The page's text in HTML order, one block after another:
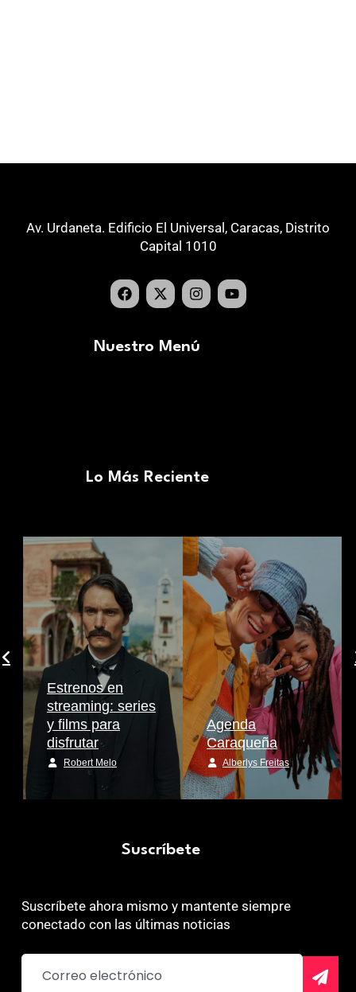
Av. Urdaneta. Edificio El Universal, Caracas, Distrito
Capital 1010
Nuestro Menú
Lo Más Reciente
Estrenos en
streaming: series
y films para
disfrutar
Robert Melo
Agenda
Caraqueña
Alberlys Freitas
Suscríbete
Suscríbete ahora mismo y mantente siempre
conectado con las últimas noticias